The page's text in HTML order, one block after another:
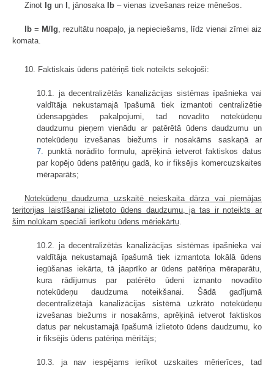
Zinot Ig un I , jānosaka Ib – vienas izvešanas reize mēnešos.
Ib = M/Ig , rezultātu noapaļo, ja nepieciešams, līdz vienai zīmei aiz
komata.
10. Faktiskais ūdens patēriņš tiek noteikts sekojoši:
10.1. ja decentralizētās kanalizācijas sistēmas īpašnieka vai
valdītāja nekustamajā īpašumā tiek izmantoti centralizētie
ūdensapgādes pakalpojumi, tad novadīto notekūdeņu
daudzumu pieņem vienādu ar patērētā ūdens daudzumu un
notekūdeņu izvešanas biežums ir nosakāms saskaņā ar
7.
punktā norādīto formulu, aprēķinā ietverot faktiskos datus
par kopējo ūdens patēriņu gadā, ko ir fiksējis komercuzskaites
mēraparāts;
Notekūdeņu daudzuma uzskaitē neieskaita dārza vai piemājas
teritorijas laistīšanai izlietoto ūdens daudzumu, ja tas ir noteikts ar
šim nolūkam speciāli ierīkotu ūdens mēriekārtu
10.2. ja decentralizētās kanalizācijas sistēmas īpašnieka vai
valdītāja nekustamajā īpašumā tiek izmantota lokālā ūdens
iegūšanas iekārta, tā jāaprīko ar ūdens patēriņa mēraparātu,
kura rādījumus par patērēto ūdeni izmanto novadīto
notekūdeņu daudzuma noteikšanai. Šādā gadījumā
decentralizētajā kanalizācijas sistēmā uzkrāto notekūdeņu
izvešanas biežums ir nosakāms, aprēķinā ietverot faktiskos
datus par nekustamajā īpašumā izlietoto ūdens daudzumu, ko
ir fiksējis ūdens patēriņa mērītājs;
10.3. ja nav iespējams ierīkot uzskaites mērierīces, tad